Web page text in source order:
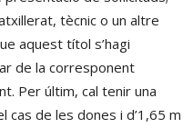
tècnic o un altre
aquest títol s’hagi
de la corresponent
Per últim, cal tenir una
cas de les dones i d’1,65 m